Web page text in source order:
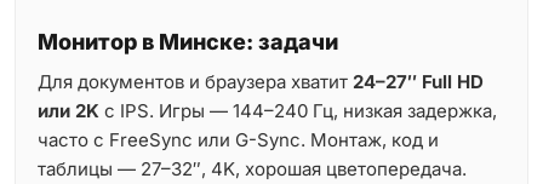
Монитор в Минске: задачи
Для документов и браузера хватит 24–27″ Full HD
или 2K с IPS. Игры — 144–240 Гц, низкая задержка,
часто с FreeSync или G-Sync. Монтаж, код и
таблицы — 27–32″, 4K, хорошая цветопередача.